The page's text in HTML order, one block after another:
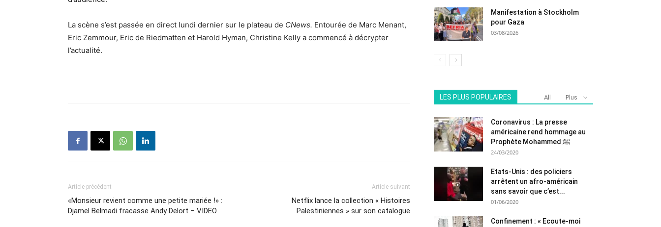
La scène s’est passée en direct lundi dernier sur le plateau de CNews. Entourée de Marc Menant,
Eric Zemmour, Eric de Riedmatten et Harold Hyman, Christine Kelly a commencé à décrypter
l’actualité.
Article précédent
«Monsieur revient comme une petite mariée !» :
Djamel Belmadi fracasse Andy Delort – VIDEO
Article suivant
Netflix lance la collection « Histoires
Palestiniennes » sur son catalogue
Manifestation à Stockholm
pour Gaza
03/08/2026
LES PLUS POPULAIRES All Plus
Coronavirus : La presse
américaine rend hommage au
Prophète Mohammed ﷺ
24/03/2020
Etats-Unis : des policiers
arrêtent un afro-américain
sans savoir que c’est...
01/06/2020
Confinement : « Ecoute-moi